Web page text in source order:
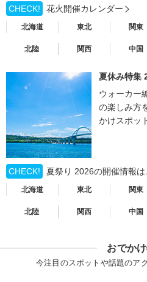
CHECK! 花火開催カレンダー
北海道 東北 関東
北陸 関西 中国
夏休み特集
ウォーカー
の楽しみ方
かけスポッ
CHECK! 夏祭り 2026の開催情報は
北海道 東北 関東
北陸 関西 中国
おでか
今注目のスポットや話題のア